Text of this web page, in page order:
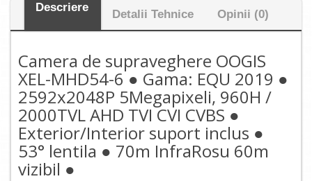
Descriere
Detalii Tehnice Opinii (0)
Camera de supraveghere OOGIS
XEL-MHD54-6 ● Gama: EQU 2019 ●
2592x2048P 5Megapixeli, 960H /
2000TVL AHD TVI CVI CVBS ●
Exterior/Interior suport inclus ●
53° lentila ● 70m InfraRosu 60m
vizibil ●